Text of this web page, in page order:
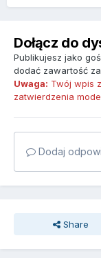
Dołącz do
Publikujesz jako
dodać zawartość
Uwaga: Twój wpis
zatwierdzenia
Dodaj
Share